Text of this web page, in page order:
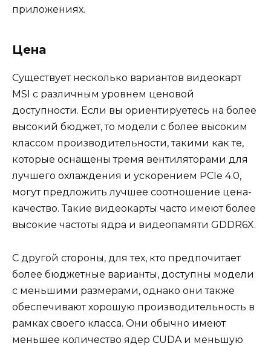
приложениях.
Цена
Существует несколько вариантов видеокарт
MSI с различным уровнем ценовой
доступности. Если вы ориентируетесь на более
высокий бюджет, то модели с более высоким
классом производительности, такими как те,
которые оснащены тремя вентиляторами для
лучшего охлаждения и ускорением PCIe 4.0,
могут предложить лучшее соотношение цена-
качество. Такие видеокарты часто имеют более
высокие частоты ядра и видеопамяти GDDR6X.
С другой стороны, для тех, кто предпочитает
более бюджетные варианты, доступны модели
с меньшими размерами, однако они также
обеспечивают хорошую производительность в
рамках своего класса. Они обычно имеют
меньшее количество ядер CUDA и меньшую